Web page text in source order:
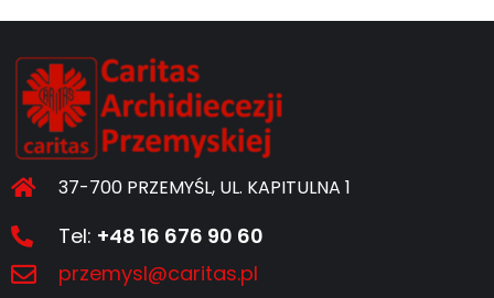
37-700 PRZEMYŚL, UL. KAPITULNA 1
Tel: +48 16 676 90 60
przemysl@caritas.pl